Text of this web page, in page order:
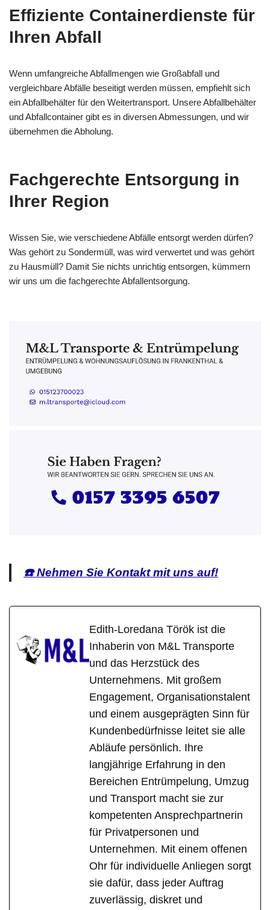
Effiziente Containerdienste für
Ihren Abfall
Wenn umfangreiche Abfallmengen wie Großabfall und
vergleichbare Abfälle beseitigt werden müssen, empfiehlt sich
ein Abfallbehälter für den Weitertransport. Unsere Abfallbehälter
und Abfallcontainer gibt es in diversen Abmessungen, und wir
übernehmen die Abholung.
Fachgerechte Entsorgung in
Ihrer Region
Wissen Sie, wie verschiedene Abfälle entsorgt werden dürfen?
Was gehört zu Sondermüll, was wird verwertet und was gehört
zu Hausmüll? Damit Sie nichts unrichtig entsorgen, kümmern
wir uns um die fachgerechte Abfallentsorgung.
☎️ Nehmen Sie Kontakt mit uns auf!
Edith-Loredana Török ist die
Inhaberin von M&L Transporte
und das Herzstück des
Unternehmens. Mit großem
Engagement, Organisationstalent
und einem ausgeprägten Sinn für
Kundenbedürfnisse leitet sie alle
Abläufe persönlich. Ihre
langjährige Erfahrung in den
Bereichen Entrümpelung, Umzug
und Transport macht sie zur
kompetenten Ansprechpartnerin
für Privatpersonen und
Unternehmen. Mit einem offenen
Ohr für individuelle Anliegen sorgt
sie dafür, dass jeder Auftrag
zuverlässig, diskret und